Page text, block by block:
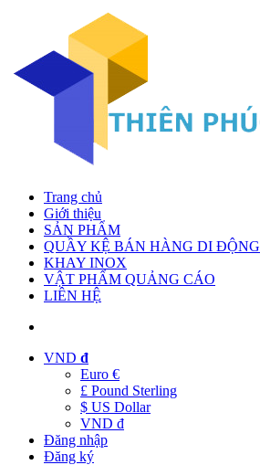
Trang chủ
Giới thiệu
SẢN PHẨM
QUẦY KỆ BÁN HÀNG DI ĐỘNG
KHAY INOX
VẬT PHẨM QUẢNG CÁO
LIÊN HỆ
VND đ
Euro €
£ Pound Sterling
$ US Dollar
VND đ
Đăng nhập
Đăng ký